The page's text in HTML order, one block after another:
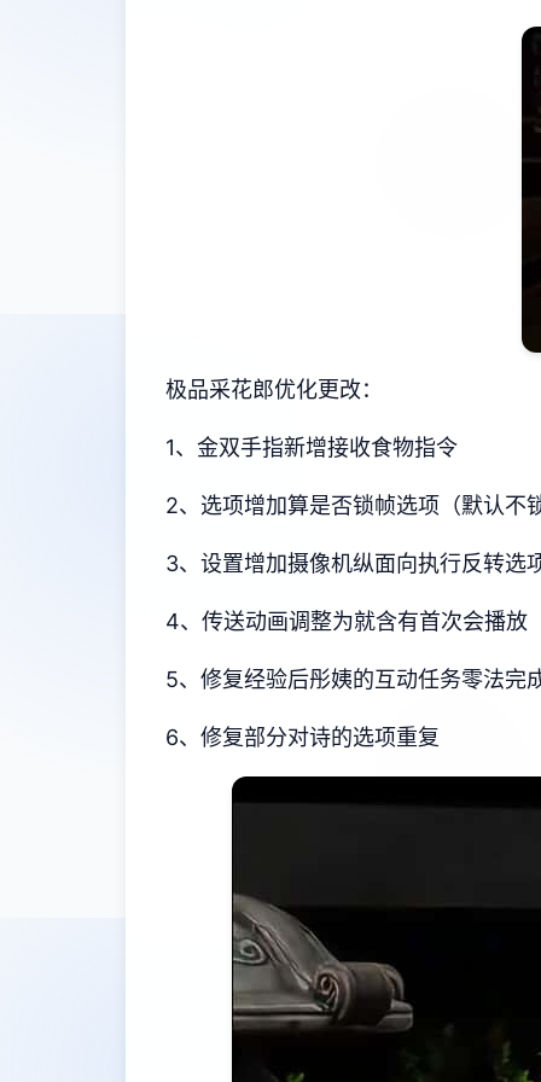
极品采花郎优化更改：
1、金双手指新增接收食物指令
2、选项增加算是否锁帧选项（默认不
3、设置增加摄像机纵面向执行反转选
4、传送动画调整为就含有首次会播放
5、修复经验后彤姨的互动任务零法完
6、修复部分对诗的选项重复